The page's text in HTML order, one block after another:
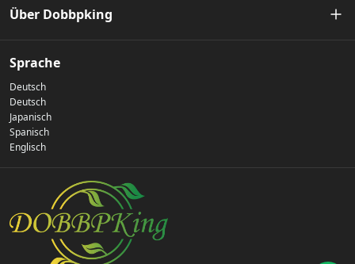
Über Dobbpking
Unsere Geschichte
Datenschutz-Bestimmungen
Kontaktiere uns
Sprache
Deutsch
Deutsch
Japanisch
Spanisch
Englisch